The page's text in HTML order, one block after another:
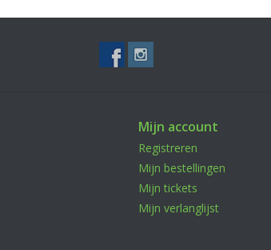
Mijn account
Registreren
Mijn bestellingen
Mijn tickets
Mijn verlanglijst